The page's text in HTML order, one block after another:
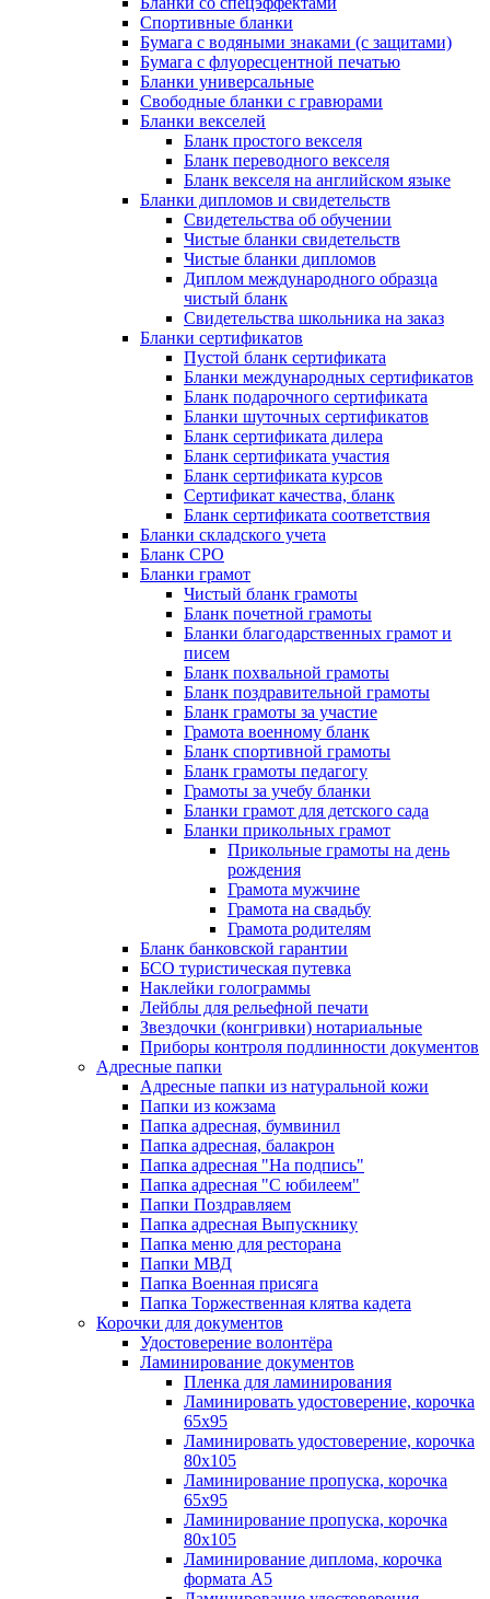
Спортивные бланки
Бумага с водяными знаками (с защитами)
Бумага с флуоресцентной печатью
Бланки универсальные
Свободные бланки с гравюрами
Бланки векселей
Бланк простого векселя
Бланк переводного векселя
Бланк векселя на английском языке
Бланки дипломов и свидетельств
Свидетельства об обучении
Чистые бланки свидетельств
Чистые бланки дипломов
Диплом международного образца
чистый бланк
Свидетельства школьника на заказ
Бланки сертификатов
Пустой бланк сертификата
Бланки международных сертификатов
Бланк подарочного сертификата
Бланки шуточных сертификатов
Бланк сертификата дилера
Бланк сертификата участия
Бланк сертификата курсов
Сертификат качества, бланк
Бланк сертификата соответствия
Бланки складского учета
Бланк СРО
Бланки грамот
Чистый бланк грамоты
Бланк почетной грамоты
Бланки благодарственных грамот и
писем
Бланк похвальной грамоты
Бланк поздравительной грамоты
Бланк грамоты за участие
Грамота военному бланк
Бланк спортивной грамоты
Бланк грамоты педагогу
Грамоты за учебу бланки
Бланки грамот для детского сада
Бланки прикольных грамот
Прикольные грамоты на день
рождения
Грамота мужчине
Грамота на свадьбу
Грамота родителям
Бланк банковской гарантии
БСО туристическая путевка
Наклейки голограммы
Лейблы для рельефной печати
Звездочки (конгривки) нотариальные
Приборы контроля подлинности документов
Адресные папки
Адресные папки из натуральной кожи
Папки из кожзама
Папка адресная, бумвинил
Папка адресная, балакрон
Папка адресная "На подпись"
Папка адресная "C юбилеем"
Папки Поздравляем
Папка адресная Выпускнику
Папка меню для ресторана
Папки МВД
Папка Военная присяга
Папка Торжественная клятва кадета
Корочки для документов
Удостоверение волонтёра
Ламинирование документов
Пленка для ламинирования
Ламинировать удостоверение, корочка
65х95
Ламинировать удостоверение, корочка
80х105
Ламинирование пропуска, корочка
65х95
Ламинирование пропуска, корочка
80х105
Ламинирование диплома, корочка
формата А5